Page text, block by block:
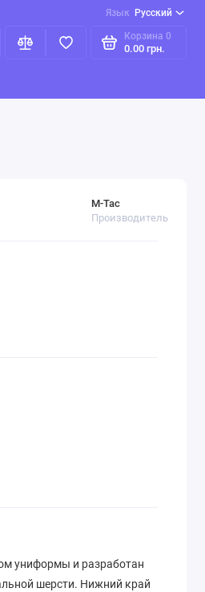
Язык Русский
Корзина 0
0.00 грн.
M-Tac
Производитель
униформы и разработан
шерсти. Нижний край